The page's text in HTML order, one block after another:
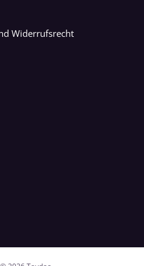
Widerrufsrecht